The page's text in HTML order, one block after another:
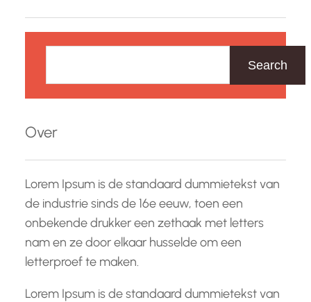
k
n
Search
Over
Lorem Ipsum is de standaard dummietekst van
de industrie sinds de 16e eeuw, toen een
onbekende drukker een zethaak met letters
nam en ze door elkaar husselde om een
letterproef te maken.
Lorem Ipsum is de standaard dummietekst van